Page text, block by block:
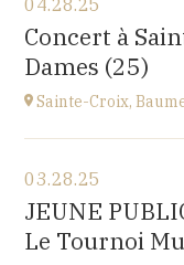
Le Nord (59)
at14H30
Go to site
04.28.25
Concert à
Dames (25)
Sainte-Croix,
EHPAD du Centre
1 avenue du
DAMES
03.28.25
JEUNE
Le Tournoi